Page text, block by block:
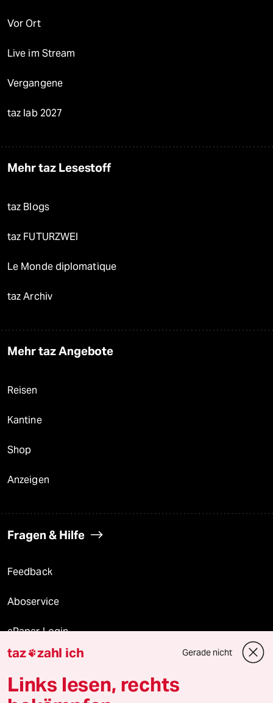
Vor Ort
Live im Stream
Vergangene
taz lab 2027
Mehr taz Lesestoff
taz Blogs
taz FUTURZWEI
Le Monde diplomatique
taz Archiv
Mehr taz Angebote
Reisen
Kantine
Shop
Anzeigen
Fragen & Hilfe
Feedback
Aboservice
ePaper Login
Downloads für Abonnierende
taz zahl ich Gerade nicht
Links lesen, rechts